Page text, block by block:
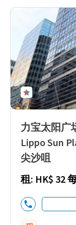
力宝太阳广
Lippo Sun
尖沙咀
租: HK$ 32